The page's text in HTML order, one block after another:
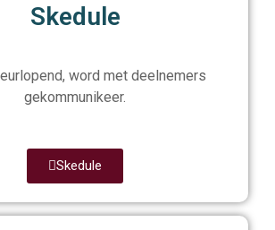
Skedule
word met deelnemers
gekommunikeer.
Skedule